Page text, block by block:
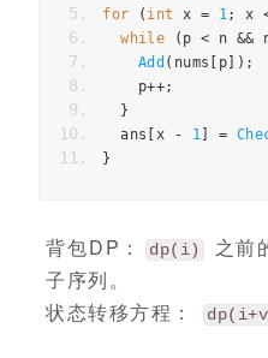
for
( int x = 1 ; x
while
( p < n &&
Add ( nums [ p]);
p++;
}
ans [ x - 1 ] =
}
背包DP： dp(i)
之前
子序列。
状态转移方程：